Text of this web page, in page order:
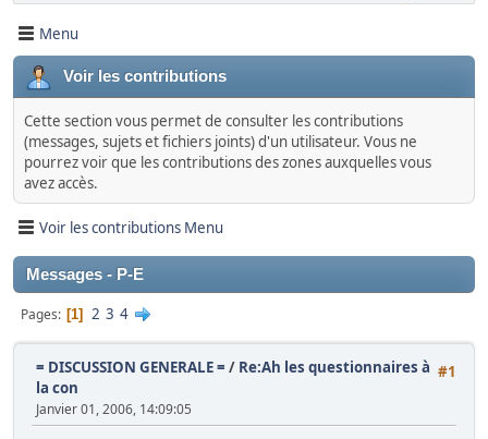
Menu
Voir les contributions
Cette section vous permet de consulter les contributions
(messages, sujets et fichiers joints) d'un utilisateur. Vous ne
pourrez voir que les contributions des zones auxquelles vous
avez accès.
Voir les contributions Menu
Messages - P-E
Pages 1 2 3 4
#1
= DISCUSSION GENERALE = / Re:Ah les questionnaires à
la con
Janvier 01, 2006, 14:09:05